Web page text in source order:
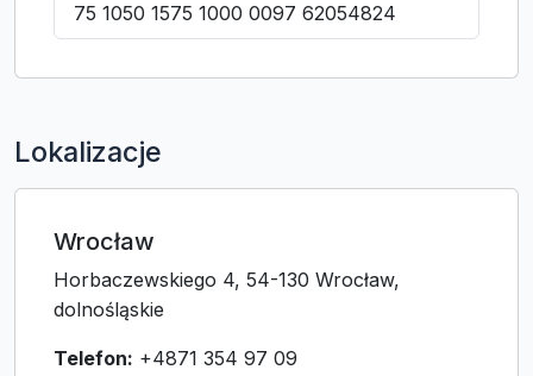
75 1050 1575 1000 0097 62054824
Lokalizacje
Wrocław
Horbaczewskiego 4, 54-130 Wrocław,
dolnośląskie
Telefon: +4871 354 97 09